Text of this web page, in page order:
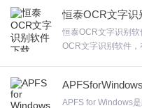
3、下载并安装Kobo Converter
换器列表
行多个文件翻译，通
的排列形式。欢迎来
恒泰OCR文字识
恒泰OCR文字识别
OCR文字识别软件
文字识别软件不提供
保存，欢迎来合众软
APFS for Windows